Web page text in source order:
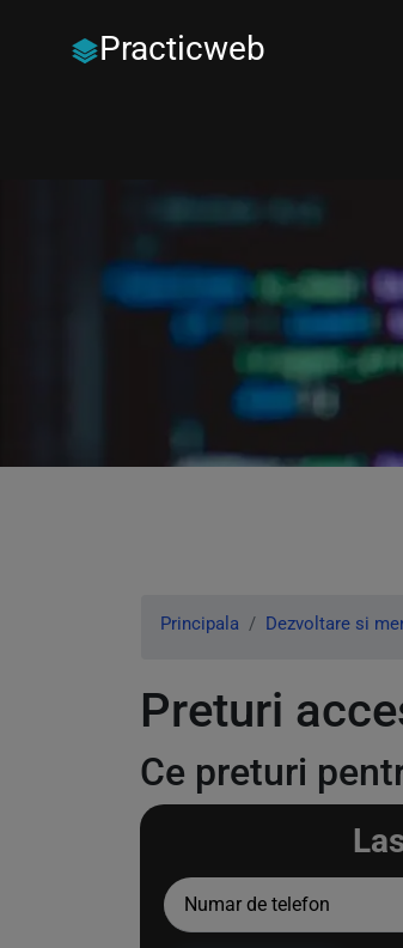
Practicweb
Principala Dezvoltare si
Preturi
Ce preturi